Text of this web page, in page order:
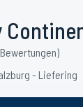
- Liefering